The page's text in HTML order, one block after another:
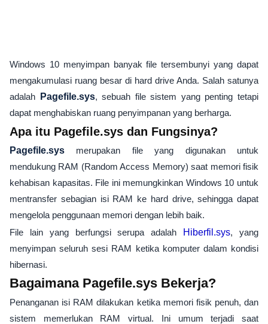
Windows 10 menyimpan banyak file tersembunyi yang dapat
mengakumulasi ruang besar di hard drive Anda. Salah satunya
adalah
Pagefile.sys, sebuah file sistem yang penting tetapi
dapat menghabiskan ruang penyimpanan yang berharga.
Apa itu Pagefile.sys dan Fungsinya?
Pagefile.sys merupakan file yang digunakan untuk
mendukung RAM (Random Access Memory) saat memori fisik
kehabisan kapasitas. File ini memungkinkan Windows 10 untuk
mentransfer sebagian isi RAM ke hard drive, sehingga dapat
mengelola penggunaan memori dengan lebih baik.
File lain yang berfungsi serupa adalah
Hiberfil.sys, yang
menyimpan seluruh sesi RAM ketika komputer dalam kondisi
hibernasi.
Bagaimana Pagefile.sys Bekerja?
Penanganan isi RAM dilakukan ketika memori fisik penuh, dan
sistem memerlukan RAM virtual. Ini umum terjadi saat